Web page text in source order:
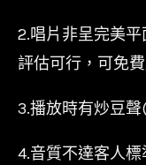
2.唱片非呈完美
評估可行，可免費
3.播放時有炒豆
4.音質不達客人標